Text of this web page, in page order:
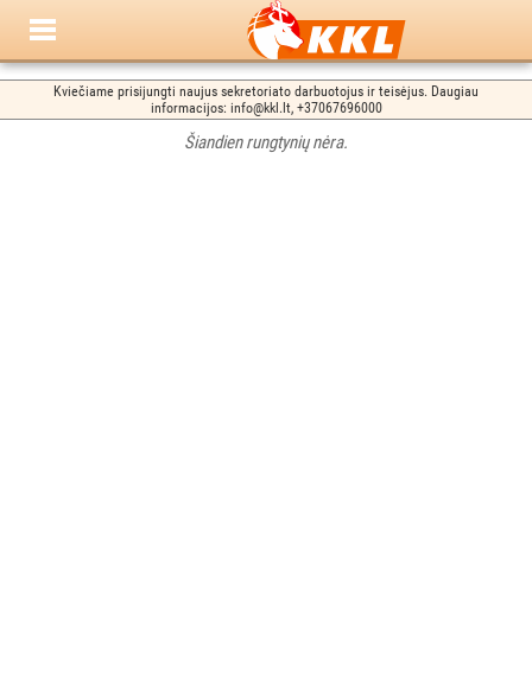
Kviečiame prisijungti naujus sekretoriato darbuotojus ir teisėjus. Daugiau
informacijos: info@kkl.lt, +37067696000
Šiandien rungtynių nėra.